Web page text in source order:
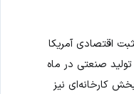
اقتصادی آمریکا
صنعتی در ماه
کارخانه‌ای نیز